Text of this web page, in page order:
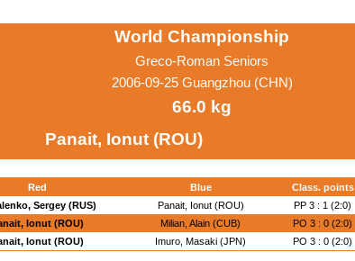
World Championship
Greco-Roman Seniors
2006-09-25 Guangzhou (CHN)
66.0 kg
Panait, Ionut (ROU)
Red Blue Class. points
Sergey (RUS) Panait, Ionut (ROU) PP 3 : 1 (2:0)
Ionut (ROU) Milian, Alain (CUB) PO 3 : 0 (2:0)
Ionut (ROU) Imuro, Masaki (JPN) PO 3 : 0 (2:0)